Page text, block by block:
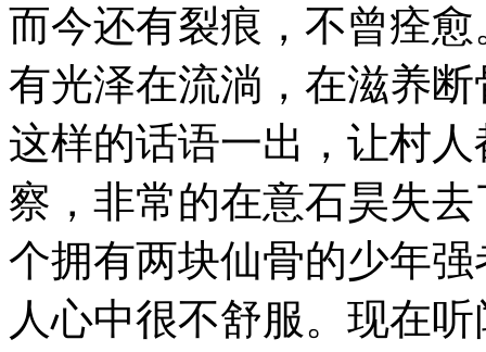
而今还有裂痕，不曾痊
有光泽在流淌，在滋养
这样的话语一出，让村
察，非常的在意石昊失
个拥有两块仙骨的少年
人心中很不舒服。现在